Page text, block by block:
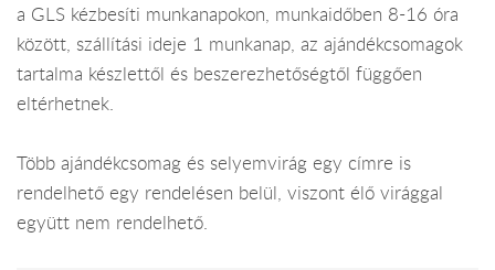
a GLS kézbesíti munkanapokon, munkaidőben 8-16 óra
között, szállítási ideje 1 munkanap, az ajándékcsomagok
tartalma készlettől és beszerezhetőségtől függően
eltérhetnek.
Több ajándékcsomag és selyemvirág egy címre is
rendelhető egy rendelésen belül, viszont élő virággal
együtt nem rendelhető.